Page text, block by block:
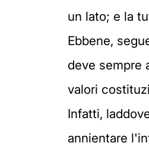
un lato; e la
Ebbene,
deve sempre
valori
Infatti,
annientare